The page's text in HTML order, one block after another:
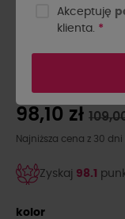
BY O LA
98,10 zł
Najniższa cena z 30 dni
Zyskaj 98.1
kolor
Akceptuję
klienta. *